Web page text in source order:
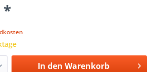
*
In den Warenkorb